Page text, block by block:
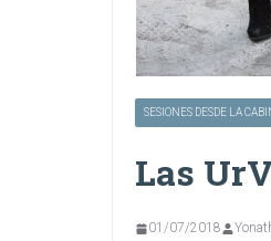
SESIONES DESDE LA
Las
01/07/2018